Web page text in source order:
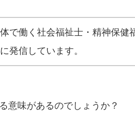
で働く社会福祉士・精神保健
発信しています。
意味があるのでしょうか？